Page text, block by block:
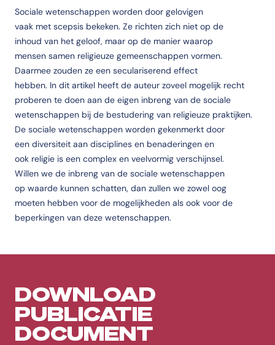
Sociale wetenschappen worden door gelovigen
vaak met scepsis bekeken. Ze richten zich niet op de
inhoud van het geloof, maar op de manier waarop
mensen samen religieuze gemeenschappen vormen.
Daarmee zouden ze een seculariserend effect
hebben. In dit artikel heeft de auteur zoveel mogelijk recht
proberen te doen aan de eigen inbreng van de sociale
wetenschappen bij de bestudering van religieuze praktijken.
De sociale wetenschappen worden gekenmerkt door
een diversiteit aan disciplines en benaderingen en
ook religie is een complex en veelvormig verschijnsel.
Willen we de inbreng van de sociale wetenschappen
op waarde kunnen schatten, dan zullen we zowel oog
moeten hebben voor de mogelijkheden als ook voor de
beperkingen van deze wetenschappen.
DOWNLOAD
PUBLICATIE
DOCUMENT